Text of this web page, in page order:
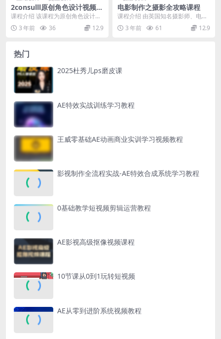
2consulll原创角色设计视频课
程
课程介绍 该课程为原创角色设计班,
适合想要学习日韩现代风原创角色
设计的同学。内容...
3 年前 36 12.9
电影制作之摄影全攻略课程
课程介绍 由英国知名摄影师、电影
制片人Philip Bloom主讲的摄影课
程在新...
3 年前 61 12.9
热门
2025杜秀儿ps磨皮课
AE特效实战训练学习教程
王威零基础AE动画商业实训学习视频教程
影视制作全流程实战-AE特效合成系统学习教程
0基础教学短视频剪辑运营教程
AE影视高级抠像视频课程
10节课从0到1玩转短视频
AE从零到进阶系统视频教程